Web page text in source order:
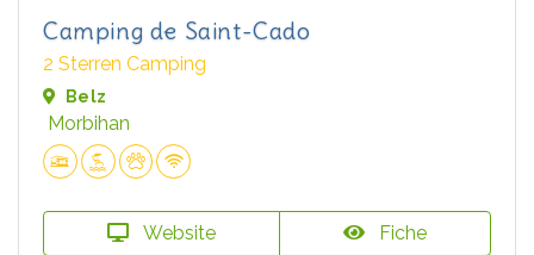
Camping de Saint-Cado
2 Sterren Camping
Belz
Morbihan
Website Fiche